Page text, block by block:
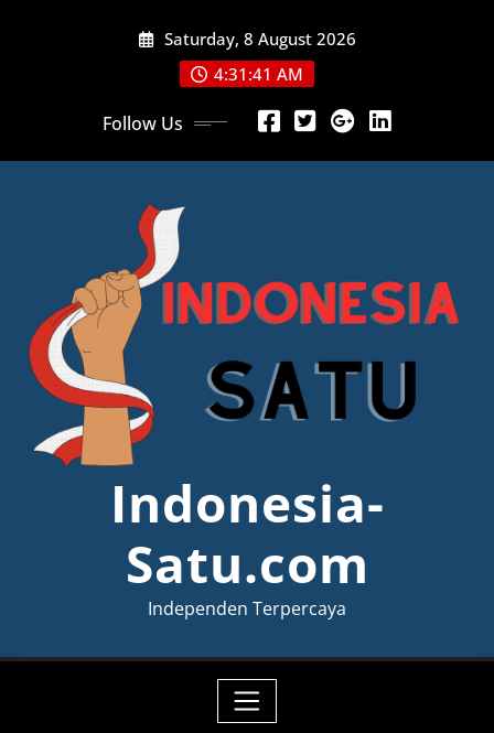
Saturday, 8 August 2026
4:31:43 AM
Follow Us
Indonesia-
Satu.com
Independen Terpercaya